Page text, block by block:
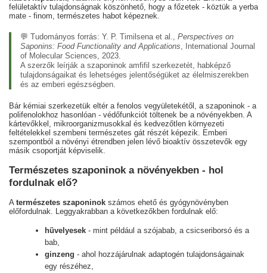
felületaktív tulajdonságnak köszönhető, hogy a főzetek - köztük a yerba
mate - finom, természetes habot képeznek.
💬 Tudományos forrás: Y. P. Timilsena et al., Perspectives on
Saponins: Food Functionality and Applications, International Journal
of Molecular Sciences, 2023.
A szerzők leírják a szaponinok amfifil szerkezetét, habképző
tulajdonságaikat és lehetséges jelentőségüket az élelmiszerekben
és az emberi egészségben.
Bár kémiai szerkezetük eltér a fenolos vegyületekétől, a szaponinok - a
polifenolokhoz hasonlóan - védőfunkciót töltenek be a növényekben. A
kártevőkkel, mikroorganizmusokkal és kedvezőtlen környezeti
feltételekkel szembeni természetes gát részét képezik. Emberi
szempontból a növényi étrendben jelen lévő bioaktív összetevők egy
másik csoportját képviselik.
Természetes szaponinok a növényekben - hol
fordulnak elő?
A természetes szaponinok számos ehető és gyógynövényben
előfordulnak. Leggyakrabban a következőkben fordulnak elő:
hüvelyesek - mint például a szójabab, a csicseriborsó és a
bab,
ginzeng - ahol hozzájárulnak adaptogén tulajdonságainak
egy részéhez,